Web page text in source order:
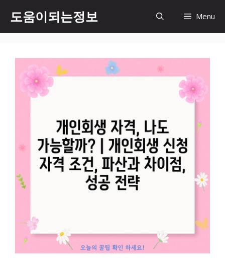
츠
도움이되는정보 Menu